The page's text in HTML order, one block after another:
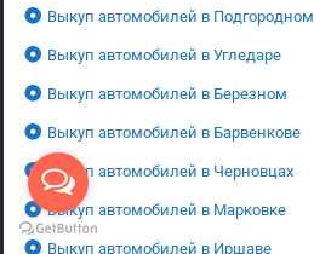
Выкуп автомобилей в Подгородном
Выкуп автомобилей в Угледаре
Выкуп автомобилей в Березном
Выкуп автомобилей в Барвенкове
Выкуп автомобилей в Черновцах
Выкуп автомобилей в Марковке
Выкуп автомобилей в Иршаве